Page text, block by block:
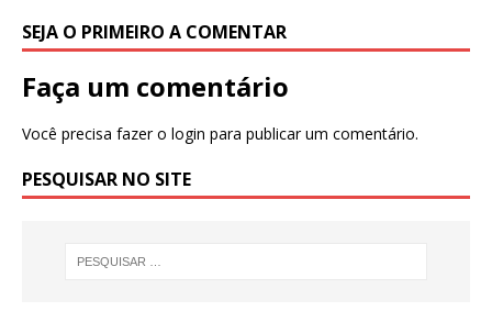
SEJA O PRIMEIRO A COMENTAR
Faça um comentário
Você precisa fazer o login para publicar um comentário.
PESQUISAR NO SITE